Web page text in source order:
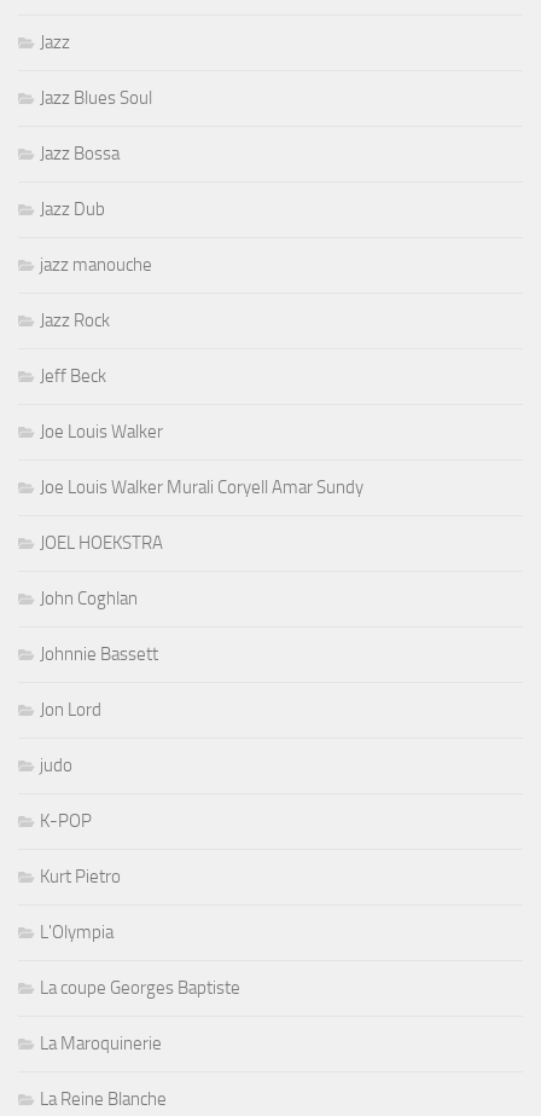
Jazz
Jazz Blues Soul
Jazz Bossa
Jazz Dub
jazz manouche
Jazz Rock
Jeff Beck
Joe Louis Walker
Joe Louis Walker Murali Coryell Amar Sundy
JOEL HOEKSTRA
John Coghlan
Johnnie Bassett
Jon Lord
judo
K-POP
Kurt Pietro
L'Olympia
La coupe Georges Baptiste
La Maroquinerie
La Reine Blanche